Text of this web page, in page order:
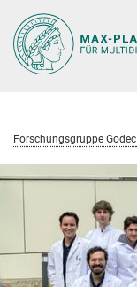
Hauptinhalt
Forschungsgruppe Godec